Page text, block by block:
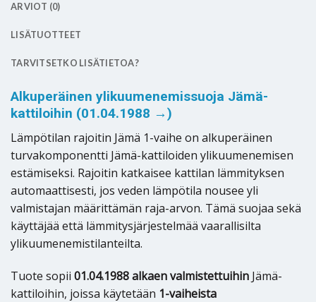
ARVIOT (0)
LISÄTUOTTEET
TARVITSETKO LISÄTIETOA?
Alkuperäinen ylikuumenemissuoja Jämä-
kattiloihin (01.04.1988 →)
Lämpötilan rajoitin Jämä 1-vaihe on alkuperäinen
turvakomponentti Jämä-kattiloiden ylikuumenemisen
estämiseksi. Rajoitin katkaisee kattilan lämmityksen
automaattisesti, jos veden lämpötila nousee yli
valmistajan määrittämän raja-arvon. Tämä suojaa sekä
käyttäjää että lämmitysjärjestelmää vaarallisilta
ylikuumenemistilanteilta.
Tuote sopii 01.04.1988 alkaen valmistettuihin Jämä-
kattiloihin, joissa käytetään 1-vaiheista